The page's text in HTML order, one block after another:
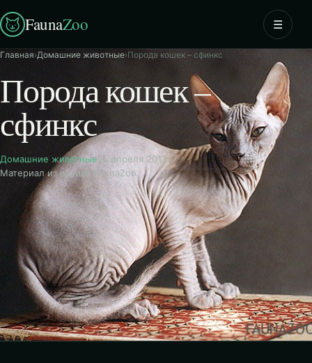
FaunaZoo ☰
Главная›Домашние животные›Порода кошек – сфинкс
Порода кошек –
сфинкс
Домашние животные 25 апреля 2013
Материал из архива FaunaZoo